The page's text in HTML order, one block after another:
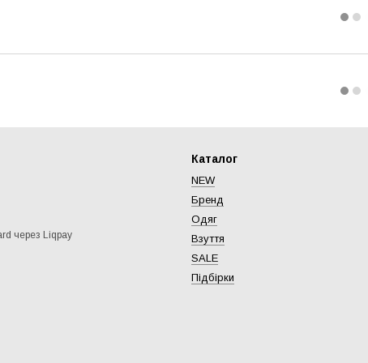
Каталог
NEW
Бренд
Одяг
Взуття
SALE
Підбірки